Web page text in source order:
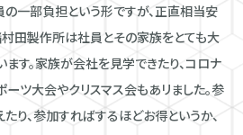
の一部負担という形ですが、正直相当安
村田製作所は社員とその家族をとても大
す。家族が会社を見学できたり、コロナ
ツ大会やクリスマス会もあリました。参
り、参加すればするほどお得というか、